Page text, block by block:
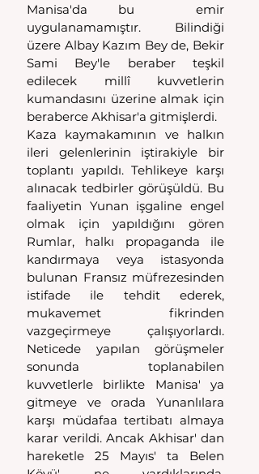
Manisa'da bu  emir
uygulanamamıştır. Bilindiği
üzere Albay Kazım Bey de, Bekir
Sami Bey'le beraber teşkil
edilecek millî kuvvetlerin
kumandasını üzerine almak için
beraberce Akhisar'a gitmişlerdi.
Kaza kaymakamının ve halkın
ileri gelenlerinin iştirakiyle bir
toplantı yapıldı. Tehlikeye karşı
alınacak tedbirler görüşüldü. Bu
faaliyetin Yunan işgaline engel
olmak için yapıldığını gören
Rumlar, halkı propaganda ile
kandırmaya veya istasyonda
bulunan Fransız müfrezesinden
istifade ile tehdit ederek,
mukavemet fikrinden
vazgeçirmeye  çalışıyorlardı.
Neticede yapılan görüşmeler
sonunda toplanabilen
kuvvetlerle birlikte Manisa' ya
gitmeye ve orada Yunanlılara
karşı müdafaa tertibatı almaya
karar verildi. Ancak Akhisar' dan
hareketle 25 Mayıs' ta Belen